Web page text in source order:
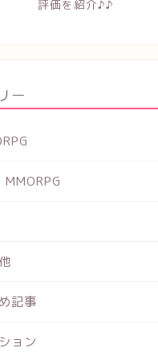
評価を紹介♪♪
ー
MMORPG
記事
ョン